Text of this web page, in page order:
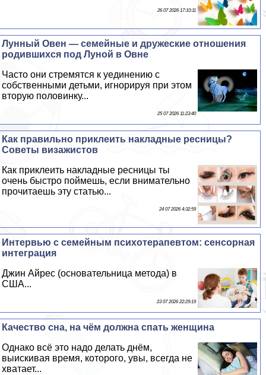
26 07 2026 17:10:11
Лунный Овен — семейные и дружеские отношения
родившихся под Луной в Овне
Часто они стремятся к уединению с
собственными детьми, игнорируя при этом
вторую половинку...
25 07 2026 11:23:40
Как правильно приклеить накладные ресницы?
Советы визажистов
Как приклеить накладные ресницы ты
очень быстро поймешь, если внимательно
прочитаешь эту статью...
24 07 2026 4:32:59
Интервью с семейным психотерапевтом: сенсорная
интеграция
Джин Айрес (основательница метода) в
США...
23 07 2026 22:29:19
Качество сна, на чём должна спать женщина
Однако всё это надо делать днём,
выискивая время, которого, увы, всегда не
хватает...